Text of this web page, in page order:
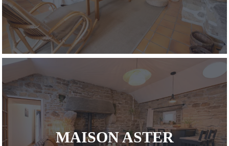
MAISON ASTER